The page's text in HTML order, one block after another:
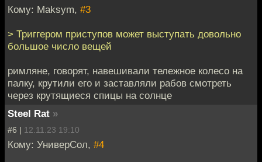
Кому: Maksym, #3
> Триггером приступов может выступать довольно
большое число вещей
римляне, говорят, навешивали тележное колесо на
палку, крутили его и заставляли рабов смотреть
через крутящиеся спицы на солнце
Steel Rat »
#6 | 12.11.23 19:10
Кому: УниверСол, #4